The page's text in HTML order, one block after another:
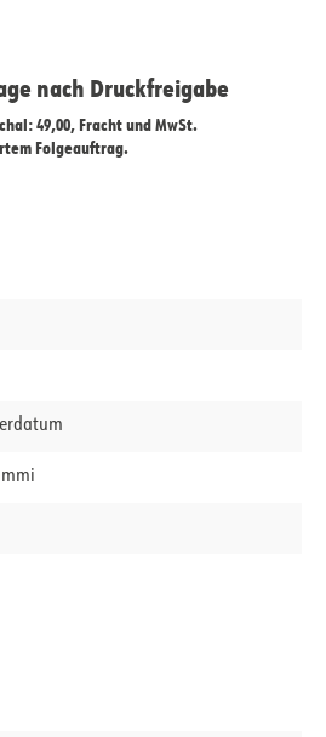
nach Druckfreigabe
49,00, Fracht und MwSt.
Folgeauftrag.